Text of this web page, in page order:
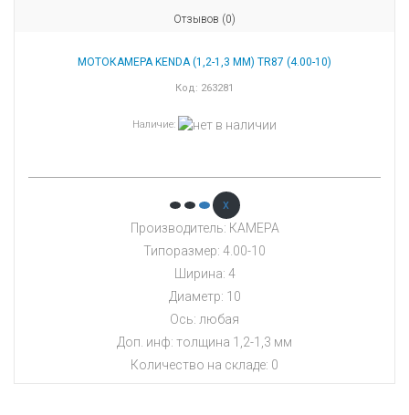
Отзывов (0)
МОТОКАМЕРА KENDA (1,2-1,3 ММ) TR87 (4.00-10)
Код: 263281
Наличие:
x
Производитель: КАМЕРА
Типоразмер: 4.00-10
Ширина: 4
Диаметр: 10
Ось: любая
Доп. инф: толщина 1,2-1,3 мм
Количество на складе: 0